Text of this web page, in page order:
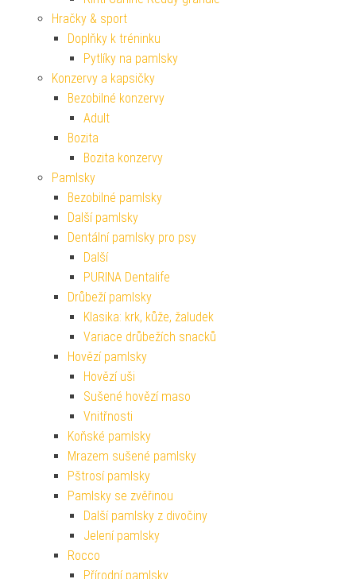
Hračky & sport
Doplňky k tréninku
Pytlíky na pamlsky
Konzervy a kapsičky
Bezobilné konzervy
Adult
Bozita
Bozita konzervy
Pamlsky
Bezobilné pamlsky
Další pamlsky
Dentální pamlsky pro psy
Další
PURINA Dentalife
Drůbeží pamlsky
Klasika: krk, kůže, žaludek
Variace drůbežích snacků
Hovězí pamlsky
Hovězí uši
Sušené hovězí maso
Vnitřnosti
Koňské pamlsky
Mrazem sušené pamlsky
Pštrosí pamlsky
Pamlsky se zvěřinou
Další pamlsky z divočiny
Jelení pamlsky
Rocco
Přírodní pamlsky